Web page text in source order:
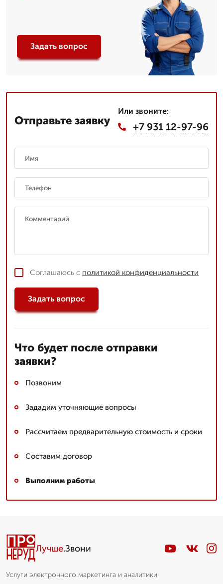
Задать вопрос
Отправьте заявку
Или звоните:
+7 931 12-97-96
Соглашаюсь с политикой конфиденциальности
Задать вопрос
Что будет после отправки
заявки?
Позвоним
Зададим уточняющие вопросы
Рассчитаем предварительную стоимость и сроки
Составим договор
Выполним работы
Лучше.Звони
Услуги электронного маркетинга и аналитики
Пишет Вам...